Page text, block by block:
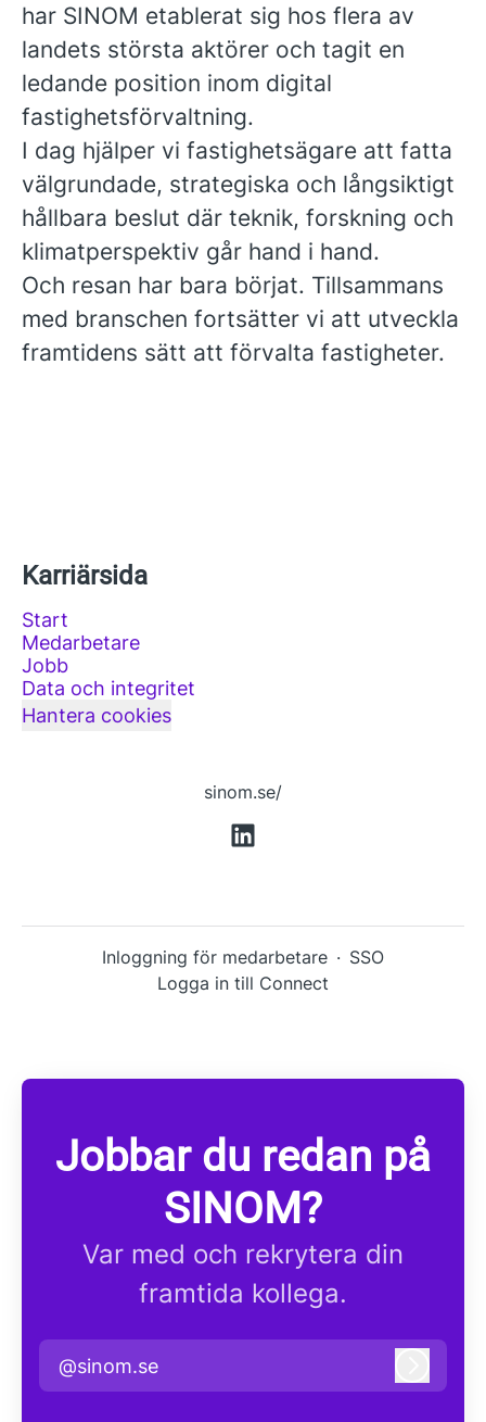
har SINOM etablerat sig hos flera av
landets största aktörer och tagit en
ledande position inom digital
fastighetsförvaltning.
I dag hjälper vi fastighetsägare att fatta
välgrundade, strategiska och långsiktigt
hållbara beslut där teknik, forskning och
klimatperspektiv går hand i hand.
Och resan har bara börjat. Tillsammans
med branschen fortsätter vi att utveckla
framtidens sätt att förvalta fastigheter.
Karriärsida
Start
Medarbetare
Jobb
Data och integritet
Hantera cookies
sinom.se/
Inloggning för medarbetare · SSO
Logga in till Connect
Jobbar du redan på
SINOM?
Var med och rekrytera din
framtida kollega.
@sinom.se